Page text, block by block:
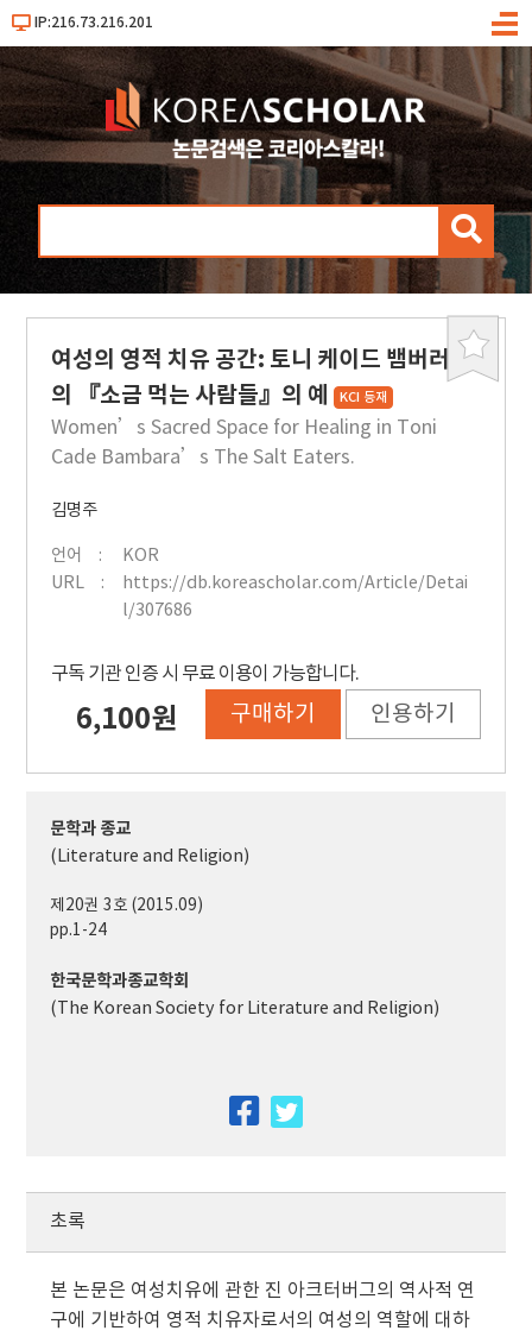
IP:216.73.216.201
메
검
북
여성의 영적 치유 공간: 토니 케이드 뱀버러
의 『소금 먹는 사람들』의 예 KCI 등재
Women’s Sacred Space for Healing in Toni
Cade Bambara’s The Salt Eaters.
김명주
언어
KOR
URL
https://db.koreascholar.com/Article/Detai
l/307686
구독 기관 인증 시 무료 이용이 가능합니다.
6,100원 구매하기 인용하기
문학과 종교
(Literature and Religion)
제20권 3호 (2015.09)
pp.1-24
한국문학과종교학회
(The Korean Society for Literature and Religion)
facebook
초록
본 논문은 여성치유에 관한 진 아크터버그의 역사적 연
구에 기반하여 영적 치유자로서의 여성의 역할에 대하